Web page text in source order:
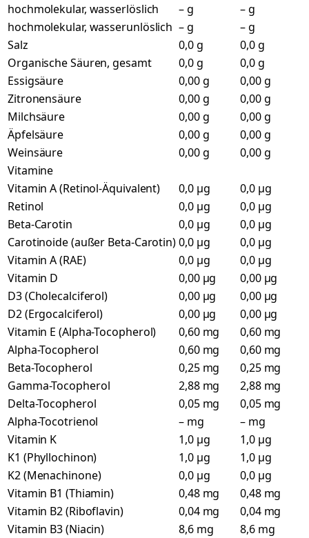
hochmolekular, wasserlöslich
– g
– g
hochmolekular, wasserunlöslich – g
– g
Salz
0,0 g
0,0 g
Organische Säuren, gesamt
0,0 g
0,0 g
Essigsäure
0,00 g
0,00 g
Zitronensäure
0,00 g
0,00 g
Milchsäure
0,00 g
0,00 g
Äpfelsäure
0,00 g
0,00 g
Weinsäure
0,00 g
0,00 g
Vitamine
Vitamin A (Retinol-Äquivalent)
0,0 µg
0,0 µg
Retinol
0,0 µg
0,0 µg
Beta-Carotin
0,0 µg
0,0 µg
Carotinoide (außer Beta-Carotin)0,0 µg
0,0 µg
Vitamin A (RAE)
0,0 µg
0,0 µg
Vitamin D
0,00 µg
0,00 µg
D3 (Cholecalciferol)
0,00 µg
0,00 µg
D2 (Ergocalciferol)
0,00 µg
0,00 µg
Vitamin E (Alpha-Tocopherol)
0,60 mg
0,60 mg
Alpha-Tocopherol
0,60 mg
0,60 mg
Beta-Tocopherol
0,25 mg
0,25 mg
Gamma-Tocopherol
2,88 mg
2,88 mg
Delta-Tocopherol
0,05 mg
0,05 mg
Alpha-Tocotrienol
– mg
– mg
Vitamin K
1,0 µg
1,0 µg
K1 (Phyllochinon)
1,0 µg
1,0 µg
K2 (Menachinone)
0,0 µg
0,0 µg
Vitamin B1 (Thiamin)
0,48 mg
0,48 mg
Vitamin B2 (Riboflavin)
0,04 mg
0,04 mg
Vitamin B3 (Niacin)
8,6 mg
8,6 mg